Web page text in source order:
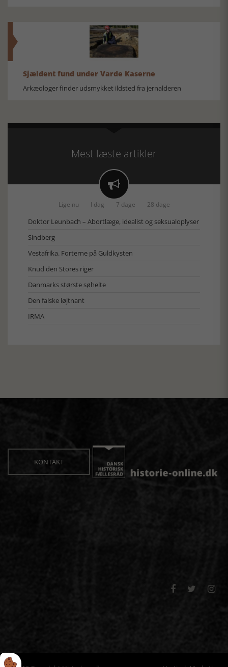
Sjældent fund under Varde Kaserne
Arkæologer finder udsmykket ildsted fra jernalderen
Mest læste artikler

Lige nu I dag 7 dage 28 dage
Doktor Leunbach – Abortlæge, idealist og seksualoplyser
Sindberg
Vestafrika. Forterne på Guldkysten
Knud den Stores riger
Danmarks største søhelte
Den falske løjtnant
IRMA
KONTAKT
  